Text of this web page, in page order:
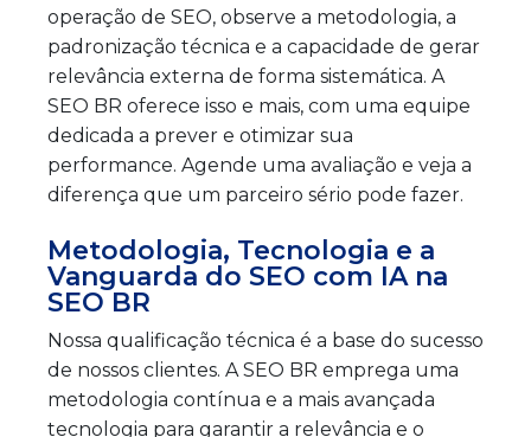
operação de SEO, observe a metodologia, a
padronização técnica e a capacidade de gerar
relevância externa de forma sistemática. A
SEO BR oferece isso e mais, com uma equipe
dedicada a prever e otimizar sua
performance. Agende uma avaliação e veja a
diferença que um parceiro sério pode fazer.
Metodologia, Tecnologia e a
Vanguarda do SEO com IA na
SEO BR
Nossa qualificação técnica é a base do sucesso
de nossos clientes. A SEO BR emprega uma
metodologia contínua e a mais avançada
tecnologia para garantir a relevância e o